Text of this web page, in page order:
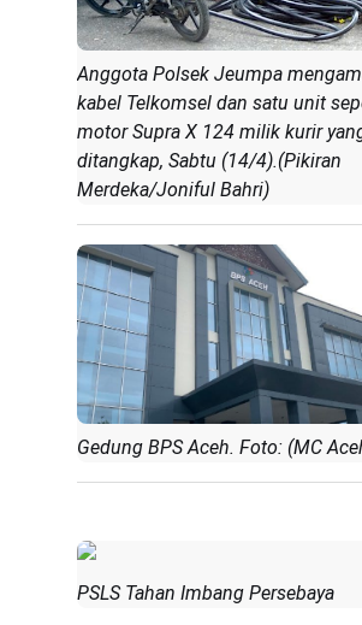
Anggota Polsek Jeumpa
kabel Telkomsel dan satu unit
motor Supra X 124 milik kurir
ditangkap, Sabtu (14/4).(Pikiran
Merdeka/Joniful Bahri)
Gedung BPS Aceh. Foto: (MC
PSLS Tahan Imbang Persebaya